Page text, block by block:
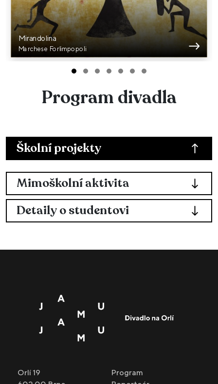
Školní projekty
Mimoškolní aktivita
Detaily o studentovi
Mirandolina
Marchese Forlimpopoli
Program divadla
Orlí 19
Program